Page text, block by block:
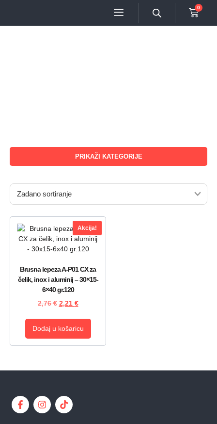
0
PRIKAŽI KATEGORIJE
Akcija!
Brusna lepeza A-P01 CX za
čelik, inox i aluminij – 30×15-
6×40 gr.120
2,76€ 2,21 €
Dodaj u košaricu